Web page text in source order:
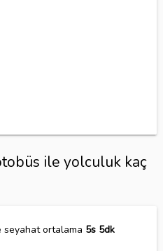
ile yolculuk kaç
seyahat ortalama 5s 5dk